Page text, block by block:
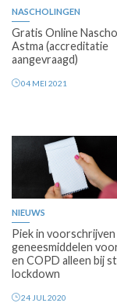
NASCHOLINGEN
Gratis Online
Astma (accreditatie
aangevraagd)
04 MEI 2021
NIEUWS
Piek in voorschrijven
geneesmiddelen
en COPD alleen bij
lockdown
24 JUL 2020